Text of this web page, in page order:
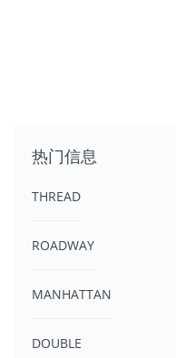
热门信息
THREAD
ROADWAY
MANHATTAN
DOUBLE